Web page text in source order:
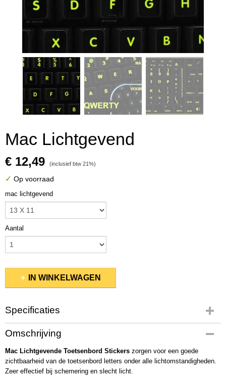
Mac Lichtgevend
€ 12,49 (inclusief btw 21%)
✓ Op voorraad
mac lichtgevend
Aantal
IN WINKELWAGEN
Specificaties
Productcode
2034
Omschrijving
Mac Lichtgevende Toetsenbord Stickers zorgen voor een goede
zichtbaarheid van de toetsenbord letters onder alle lichtomstandigheden.
Zeer effectief bij schemering en slecht licht.